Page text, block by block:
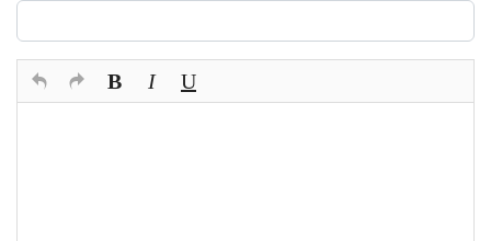
Texte du commentaire